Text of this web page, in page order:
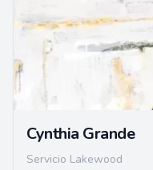
Cynthia Grande
Servicio Lakewood